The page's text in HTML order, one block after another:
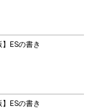
ESの書き
ESの書き